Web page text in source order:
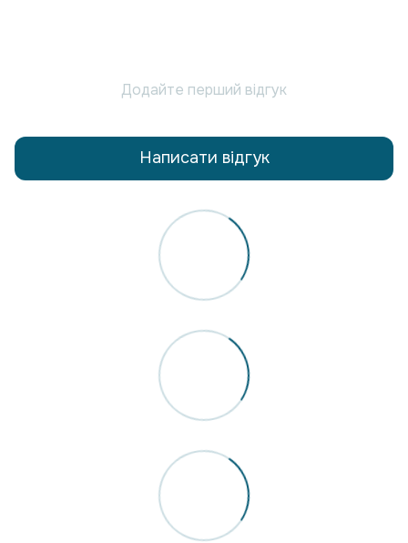
Додайте перший відгук
Написати відгук